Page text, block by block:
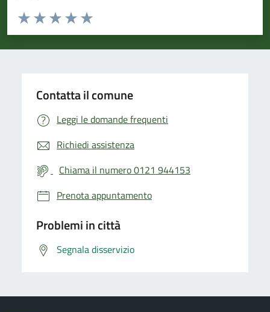
Valuta da 1 a 5 stelle la pagina
Valuta 5 stelle su 5
Valuta 4 stelle su 5
Valuta 3 stelle su 5
Valuta 2 stelle su 5
Valuta 1 stelle su 5
Contatta il comune
Leggi le domande frequenti
Richiedi assistenza
Chiama il numero 0121 944153
Prenota appuntamento
Problemi in città
Segnala disservizio